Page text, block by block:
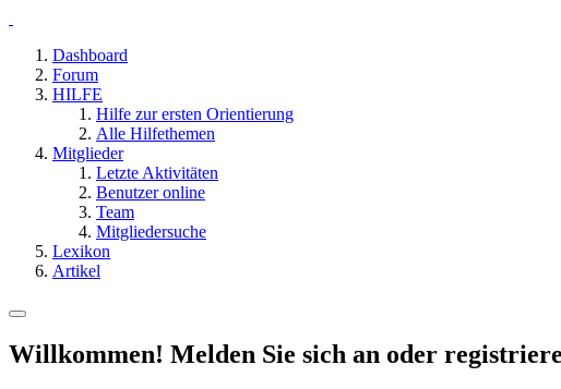
Dashboard
Forum
HILFE
Hilfe zur ersten Orientierung
Alle Hilfethemen
Mitglieder
Letzte Aktivitäten
Benutzer online
Team
Mitgliedersuche
Lexikon
Artikel
Willkommen! Melden Sie sich an oder